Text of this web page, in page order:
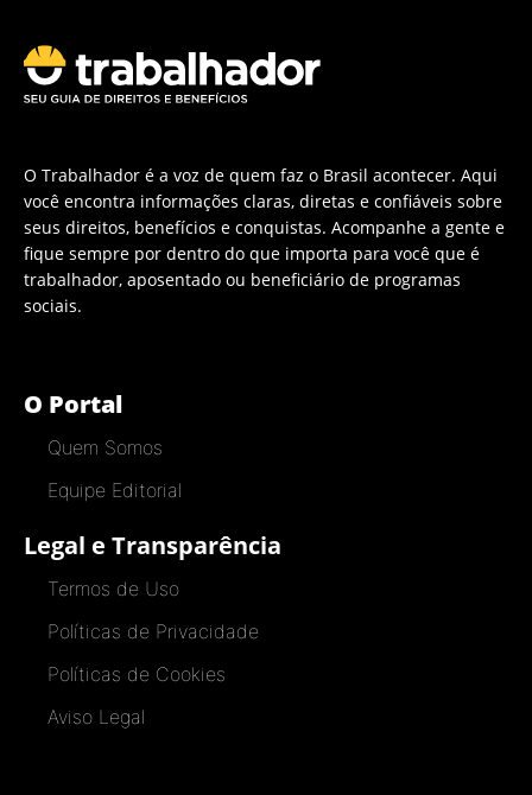
O Trabalhador é a voz de quem faz o Brasil acontecer. Aqui
você encontra informações claras, diretas e confiáveis sobre
seus direitos, benefícios e conquistas. Acompanhe a gente e
fique sempre por dentro do que importa para você que é
trabalhador, aposentado ou beneficiário de programas
sociais.
O Portal
Quem Somos
Equipe Editorial
Legal e Transparência
Termos de Uso
Políticas de Privacidade
Políticas de Cookies
Aviso Legal